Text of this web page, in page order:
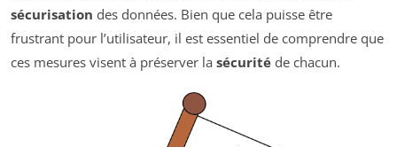
sécurisation des données. Bien que cela puisse être
frustrant pour l’utilisateur, il est essentiel de comprendre que
ces mesures visent à préserver la sécurité de chacun.